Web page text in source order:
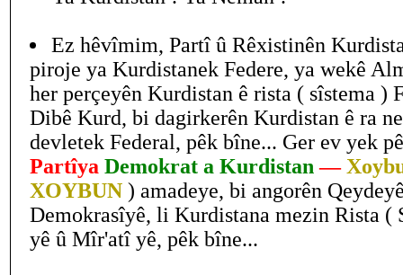
Ez hêvîmim, Partî û Rêxistinên
piroje ya Kurdistanek Federe, ya wekê
her perçeyên Kurdistan ê rista ( sîstema )
Dibê Kurd, bi dagirkerên Kurdistan ê ra
devletek Federal, pêk bîne... Ger ev yek
Partîya Demokrat a Kurdistan—
XOYBUN ) amadeye, bi angorên
Demokrasîyê, li Kurdistana mezin Rista (
yê û Mîr'atî yê, pêk bîne...